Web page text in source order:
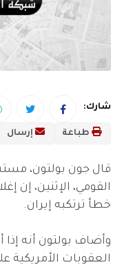
شارك:
طباعة إرسال
قال جون بولتون،
القومي، الإثنين، إن
خطأ ترتكبه إيران.
وأضاف بولتون أنه
العقوبات الأمريكية